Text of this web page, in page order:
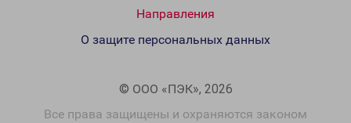
Направления
© ООО «ПЭК», 2026
Все права защищены и охраняются законом
О защите персональных данных